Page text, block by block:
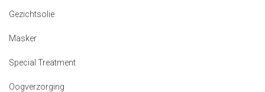
Gezichtsolie
Masker
Special Treatment
Oogverzorging